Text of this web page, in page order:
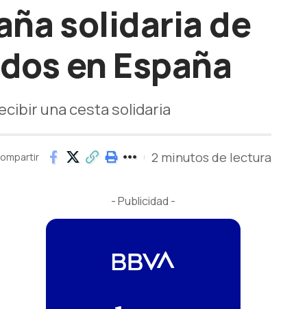
solidaria de
en España
una cesta solidaria
2 minutos de lectura
- Publicidad -